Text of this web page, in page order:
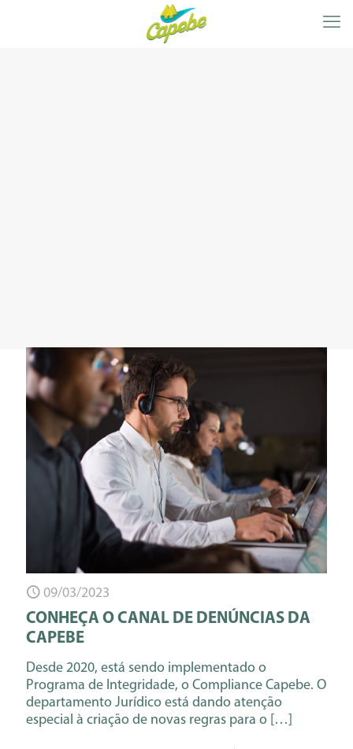
09/03/2023
CONHEÇA O CANAL DE DENÚNCIAS DA
CAPEBE
Desde 2020, está sendo implementado o
Programa de Integridade, o Compliance Capebe. O
departamento Jurídico está dando atenção
especial à criação de novas regras para o […]